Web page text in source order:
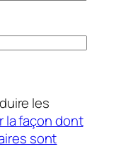
les
la façon dont
sont